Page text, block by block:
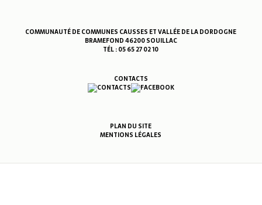
COMMUNAUTÉ DE COMMUNES CAUSSES ET VALLÉE DE LA DORDOGNE
BRAMEFOND 46200 SOUILLAC
TÉL : 05 65 27 02 10
CONTACTS
PLAN DU SITE
MENTIONS LÉGALES